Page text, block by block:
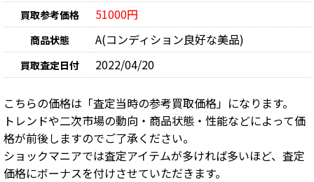
買取参考価格 51000円
商品状態 A(コンディション良好な美品)
買取査定日付 2022/04/20
こちらの価格は「査定当時の参考買取価格」になります。
トレンドや二次市場の動向・商品状態・性能などによって価
格が前後しますのでご了承ください。
ショックマニアでは査定アイテムが多ければ多いほど、査定
価格にボーナスを付けさせていただきます。